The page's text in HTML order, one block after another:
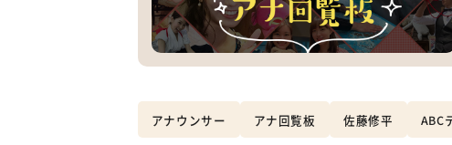
アナウンサー アナ回覧板 佐藤修平 ABC